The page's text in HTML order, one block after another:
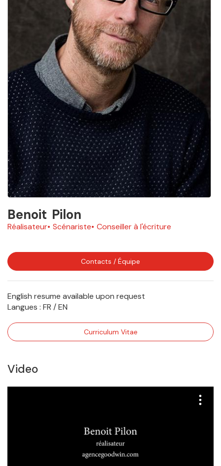
Benoit Pilon
Réalisateur Scénariste Conseiller à l'écriture
Contacts / Équipe
English resume available upon request
Langues : FR / EN
Curriculum Vitae
Video